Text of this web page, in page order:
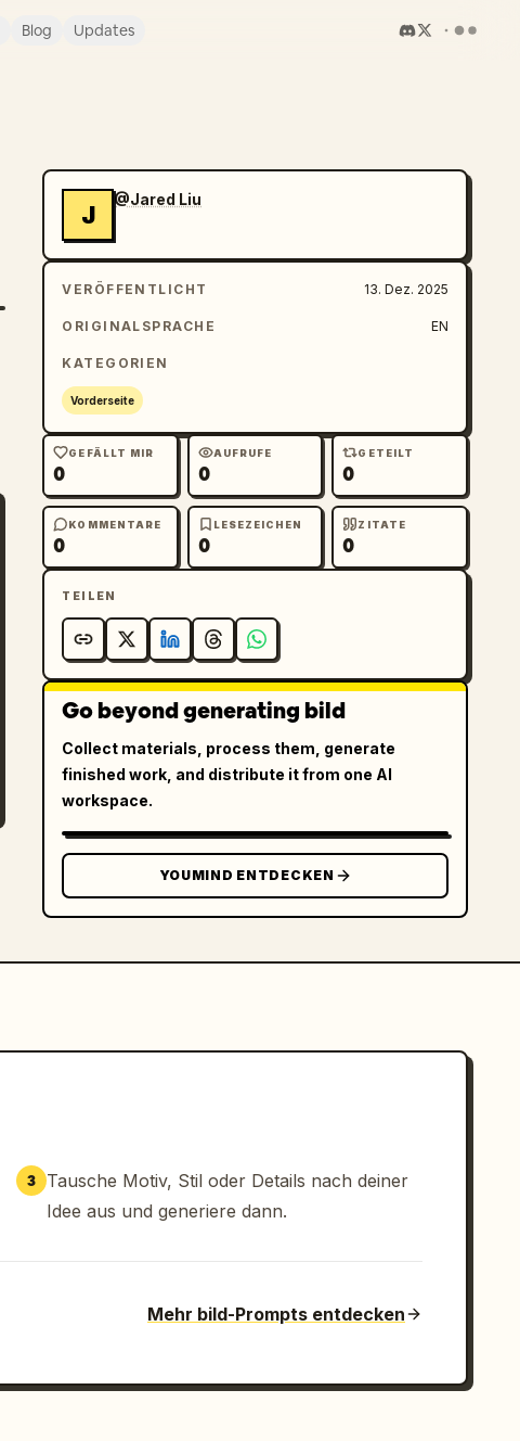
Blog Updates
J
@Jared Liu
VERÖFFENTLICHT 13. Dez. 2025
ORIGINALSPRACHE EN
KATEGORIEN
Vorderseite
GEFÄLLT MIR
0
AUFRUFE
0
GETEILT
0
KOMMENTARE
0
LESEZEICHEN
0
ZITATE
0
TEILEN
Go beyond generating bild
Collect materials, process them, generate
finished work, and distribute it from one AI
workspace.
YOUMIND ENTDECKEN
3
Tausche Motiv, Stil oder Details nach deiner
Idee aus und generiere dann.
Mehr bild-Prompts entdecken